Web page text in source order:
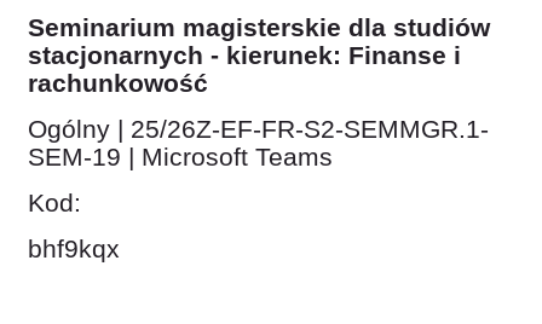
Seminarium magisterskie dla studiów
stacjonarnych - kierunek: Finanse i
rachunkowość
Ogólny | 25/26Z-EF-FR-S2-SEMMGR.1-
SEM-19 | Microsoft Teams
Kod:
bhf9kqx